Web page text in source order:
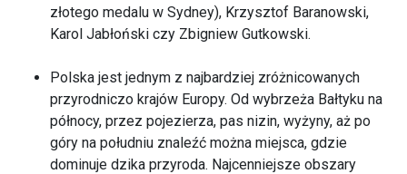
złotego medalu w Sydney), Krzysztof Baranowski,
Karol Jabłoński czy Zbigniew Gutkowski.
Polska jest jednym z najbardziej zróżnicowanych
przyrodniczo krajów Europy. Od wybrzeża Bałtyku na
północy, przez pojezierza, pas nizin, wyżyny, aż po
góry na południu znaleźć można miejsca, gdzie
dominuje dzika przyroda. Najcenniejsze obszary